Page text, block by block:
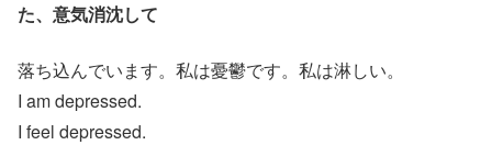
た、意気消沈して
落ち込んでいます。私は憂鬱です。私は淋しい。
I am depressed.
I feel depressed.